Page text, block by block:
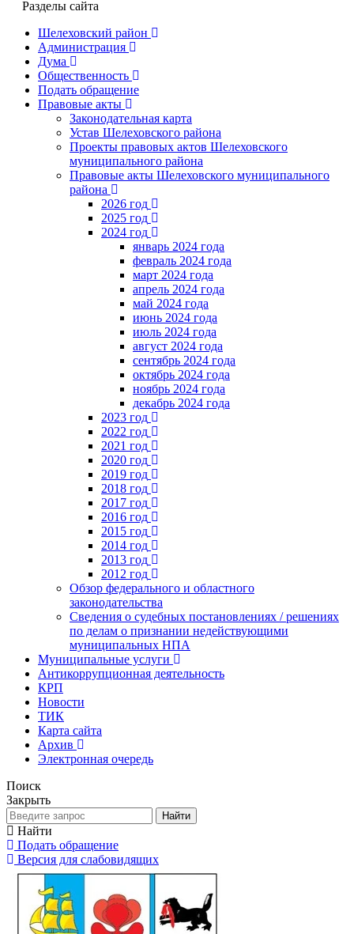
Разделы сайта
Шелеховский район
Администрация
Дума
Общественность
Подать обращение
Правовые акты
Законодательная карта
Устав Шелеховского района
Проекты правовых актов Шелеховского
муниципального района
Правовые акты Шелеховского муниципального
района
2026 год
2025 год
2024 год
январь 2024 года
февраль 2024 года
март 2024 года
апрель 2024 года
май 2024 года
июнь 2024 года
июль 2024 года
август 2024 года
сентябрь 2024 года
октябрь 2024 года
ноябрь 2024 года
декабрь 2024 года
2023 год
2022 год
2021 год
2020 год
2019 год
2018 год
2017 год
2016 год
2015 год
2014 год
2013 год
2012 год
Обзор федерального и областного
законодательства
Сведения о судебных постановлениях / решениях
по делам о признании недействующими
муниципальных НПА
Муниципальные услуги
Антикоррупционная деятельность
КРП
Новости
ТИК
Карта сайта
Архив
Электронная очередь
Поиск
Закрыть
Найти
Найти
Подать обращение
Версия для слабовидящих